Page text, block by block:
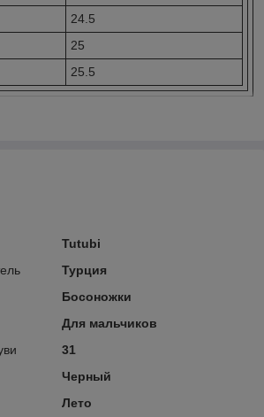
24.5
25
25.5
Tutubi
Турция
Босоножки
Для мальчиков
31
Черный
Лето